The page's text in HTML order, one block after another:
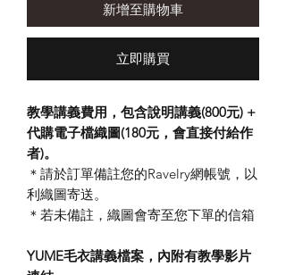
新增至購物車
立即購買
教學講義費用，包含說明講義(800元) +
代購電子檔織圖(180元，會直接付給作
者)。
＊請於訂單備註您的Ravelry網帳號，以
利織圖寄送。
＊若未備註，織圖會寄至您下單的信箱
YUME毛衣講義檔案​，內附有教學影片